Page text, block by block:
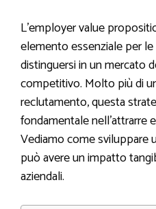
L’employer value
elemento essenziale per
distinguersi in un mercato
competitivo. Molto più di
reclutamento, questa
fondamentale nell’attrarre
Vediamo come sviluppare
può avere un impatto
aziendali.